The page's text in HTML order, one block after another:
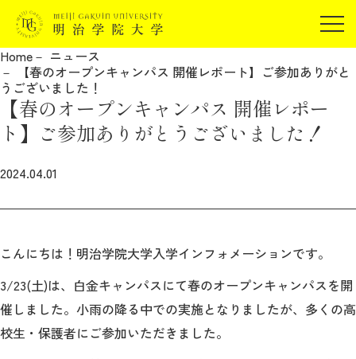
在学生の方
保証人の方
企業・研究者の方
JP EN
卒業生の方
保証人の方
報道関係の方
明治学院大学について
Home
ニュース
【春のオープンキャンパス 開催レポート】ご参加ありがと
うございました！
【春のオープンキャンパス 開催レポー
ト】ご参加ありがとうございました！
2024.04.01
こんにちは！明治学院大学入学インフォメーションです。
3/23(土)は、白金キャンパスにて春のオープンキャンパスを開
催しました。小雨の降る中での実施となりましたが、多くの高
校生・保護者に ご参加いただきました。